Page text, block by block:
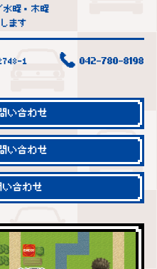
曜・木曜
ます
1 042-780-8198
い合わせ
い合わせ
い合わせ